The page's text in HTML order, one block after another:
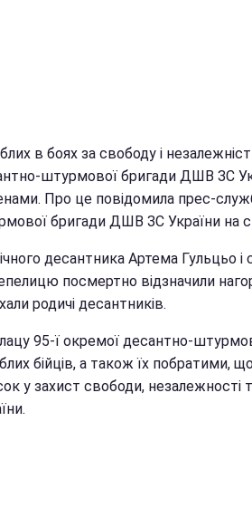
в боях за свободу і
штурмової бригади ДШВ ЗС
Про це повідомила прес-
бригади ДШВ ЗС України на
десантника Артема Гульцьо
посмертно відзначили
родичі десантників.
95-ї окремої десантно-
бійців, а також їх побратими,
у захист свободи, незалежності